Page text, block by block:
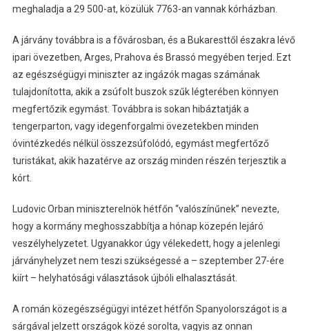
meghaladja a 29 500-at, közülük 7763-an vannak kórházban.
A járvány továbbra is a fővárosban, és a Bukaresttől északra lévő
ipari övezetben, Arges, Prahova és Brassó megyében terjed. Ezt
az egészségügyi miniszter az ingázók magas számának
tulajdonította, akik a zsúfolt buszok szűk légterében könnyen
megfertőzik egymást. Továbbra is sokan hibáztatják a
tengerparton, vagy idegenforgalmi övezetekben minden
óvintézkedés nélkül összezsúfolódó, egymást megfertőző
turistákat, akik hazatérve az ország minden részén terjesztik a
kórt.
Ludovic Orban miniszterelnök hétfőn “valószínűnek” nevezte,
hogy a kormány meghosszabbítja a hónap közepén lejáró
veszélyhelyzetet. Ugyanakkor úgy vélekedett, hogy a jelenlegi
járványhelyzet nem teszi szükségessé a – szeptember 27-ére
kiírt – helyhatósági választások újbóli elhalasztását.
A román közegészségügyi intézet hétfőn Spanyolországot is a
sárgával jelzett országok közé sorolta, vagyis az onnan